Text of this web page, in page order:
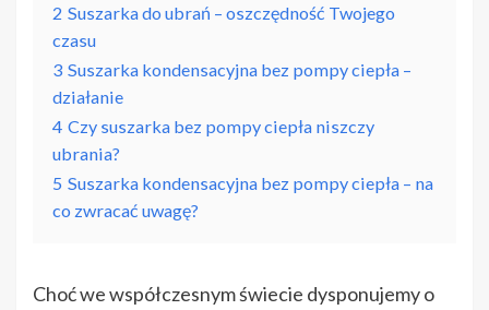
2 Suszarka do ubrań – oszczędność Twojego
czasu
3 Suszarka kondensacyjna bez pompy ciepła –
działanie
4 Czy suszarka bez pompy ciepła niszczy
ubrania?
5 Suszarka kondensacyjna bez pompy ciepła – na
co zwracać uwagę?
Choć we współczesnym świecie dysponujemy o